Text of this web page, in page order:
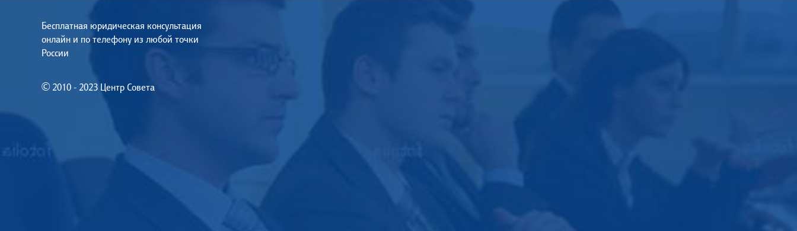
Бесплатная юридическая консультация
онлайн и по телефону из любой точки
России
© 2010 - 2023 Центр Совета